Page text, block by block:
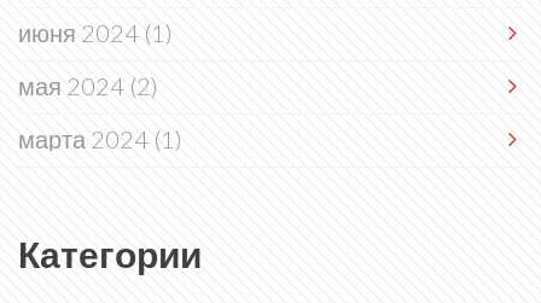
июня 2024(1)
мая 2024(2)
марта 2024(1)
Категории